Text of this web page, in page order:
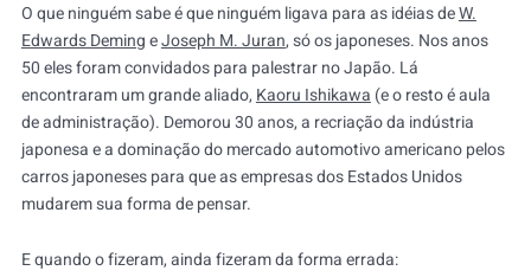
O que ninguém sabe é que ninguém ligava para as idéias deW.
Edwards DemingeJoseph M. Juran, só os japoneses. Nos anos
50 eles foram convidados para palestrar no Japão. Lá
encontraram um grande aliado, Kaoru Ishikawa (e o resto é aula
de administração). Demorou 30 anos, a recriação da indústria
japonesa e a dominação do mercado automotivo americano pelos
carros japoneses para que as empresas dos Estados Unidos
mudarem sua forma de pensar.
E quando o fizeram, ainda fizeram da forma errada: